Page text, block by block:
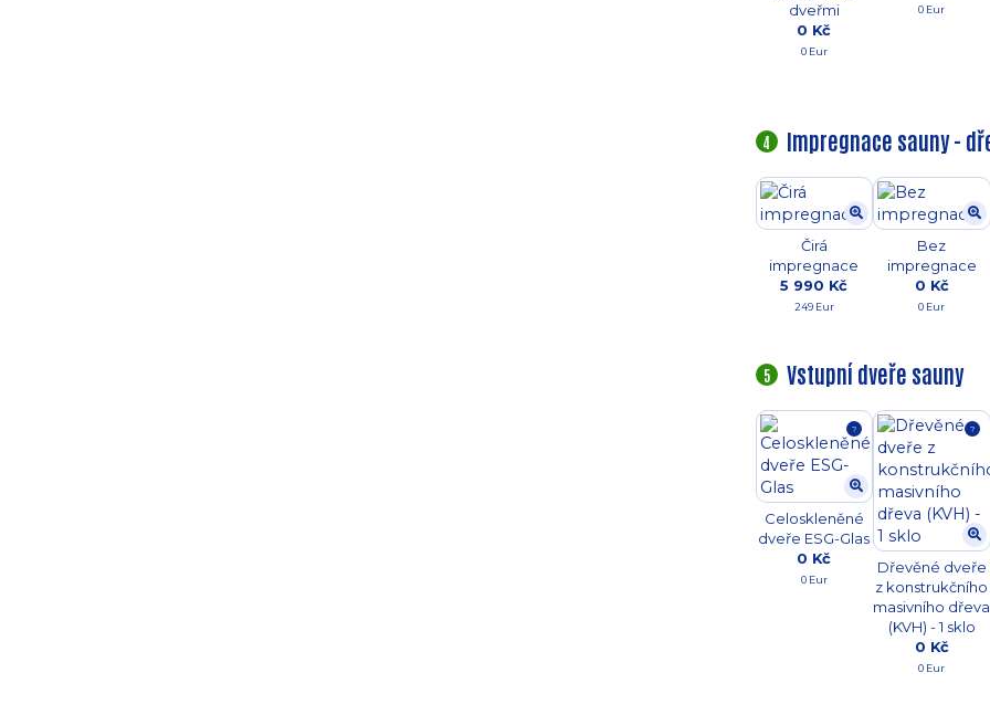
dveřmi
0 Kč
0 Eur
0 Eur
4 Impregnace sauny -
Čirá
impregnace
5 990 Kč
249 Eur
Bez
impregnace
0 Kč
0 Eur
5 Vstupní dveře sauny
Celoskleněné
dveře ESG-Glas
?
0 Kč
0 Eur
Dřevěné dveře
z konstrukčního
masivního dřeva
(KVH) - 1 sklo
?
0 Kč
0 Eur